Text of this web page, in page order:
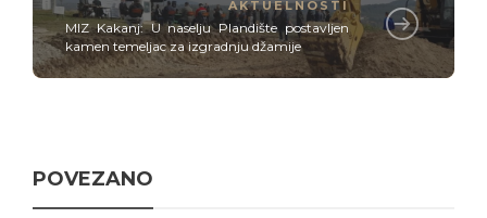
AKTUELNOSTI
MIZ Kakanj: U naselju Plandište postavljen
kamen temeljac za izgradnju džamije
POVEZANO